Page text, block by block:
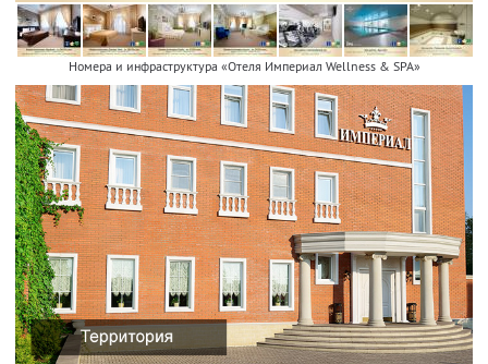
Номера и инфраструктура «Отеля Империал Wellness & SPA»